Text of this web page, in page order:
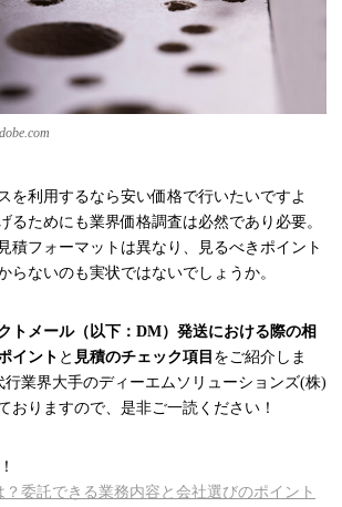
を利用するなら安い価格で行いたいですよ
るためにも業界価格調査は必然であり必要。
積フォーマットは異なり、見るべきポイント
らないのも実状ではないでしょうか。
トメール（以下：DM）発送における際の相
イント と 見積のチェック項目 をご紹介しま
業界大手のディーエムソリューションズ(株)
おりますので、是非ご一読ください！
委託できる業務内容と会社選びのポイント